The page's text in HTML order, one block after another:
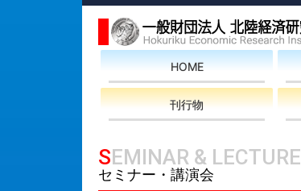
HOME
刊行物
SEMINAR & LECTURE
セミナー・講演会